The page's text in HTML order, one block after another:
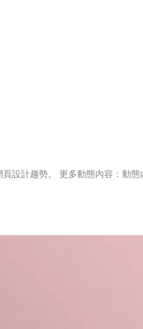
設計趨勢。 更多動態內容：動